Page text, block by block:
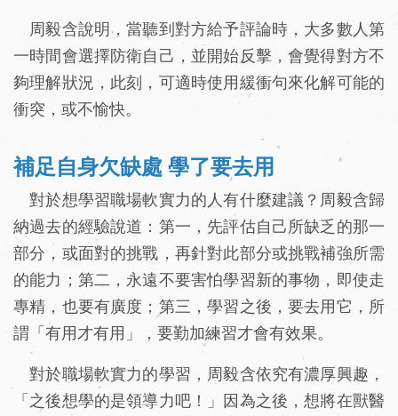
周毅含說明，當聽到對方給予評論時，大多數人第
一時間會選擇防衛自己，並開始反擊，會覺得對方不
夠理解狀況，此刻，可適時使用緩衝句來化解可能的
衝突，或不愉快。
補足自身欠缺處 學了要去用
對於想學習職場軟實力的人有什麼建議？周毅含歸
納過去的經驗說道：第一，先評估自己所缺乏的那一
部分，或面對的挑戰，再針對此部分或挑戰補強所需
的能力；第二，永遠不要害怕學習新的事物，即使走
專精，也要有廣度；第三，學習之後，要去用它，所
謂「有用才有用」，要勤加練習才會有效果。
對於職場軟實力的學習，周毅含依究有濃厚興趣，
「之後想學的是領導力吧！」因為之後，想將在獸醫